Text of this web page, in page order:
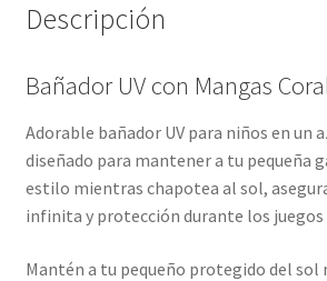
Descripción
Bañador UV con Mangas
Adorable bañador UV para niños en un
diseñado para mantener a tu pequeña
estilo mientras chapotea al sol,
infinita y protección durante los juegos
Mantén a tu pequeño protegido del